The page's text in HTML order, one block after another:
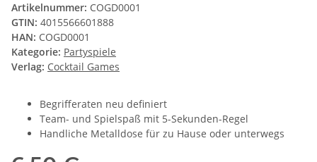
Artikelnummer: COGD0001
GTIN: 4015566601888
HAN: COGD0001
Kategorie: Partyspiele
Verlag: Cocktail Games
Begrifferaten neu definiert
Team- und Spielspaß mit 5-Sekunden-Regel
Handliche Metalldose für zu Hause oder unterwegs